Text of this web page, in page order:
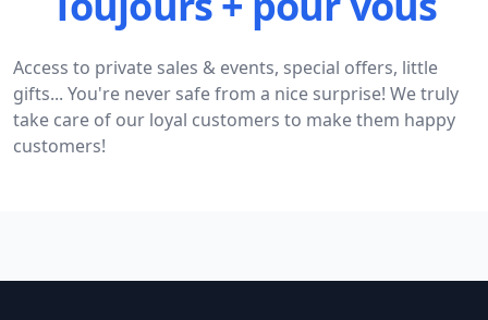
Access to private sales & events, special offers, little
gifts... You're never safe from a nice surprise! We truly
take care of our loyal customers to make them happy
customers!